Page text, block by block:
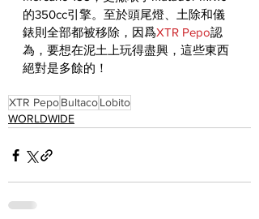
的350cc引擎。至於頭尾燈、土除和儀
錶則全部都被移除，因爲XTR Pepo認
為，要想在泥土上玩得盡興，這些東西
絕對是多餘的！
XTR PepoBultacoLobito
WORLDWIDE